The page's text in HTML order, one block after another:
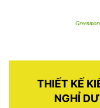
THIẾT KẾ
NGHỈ